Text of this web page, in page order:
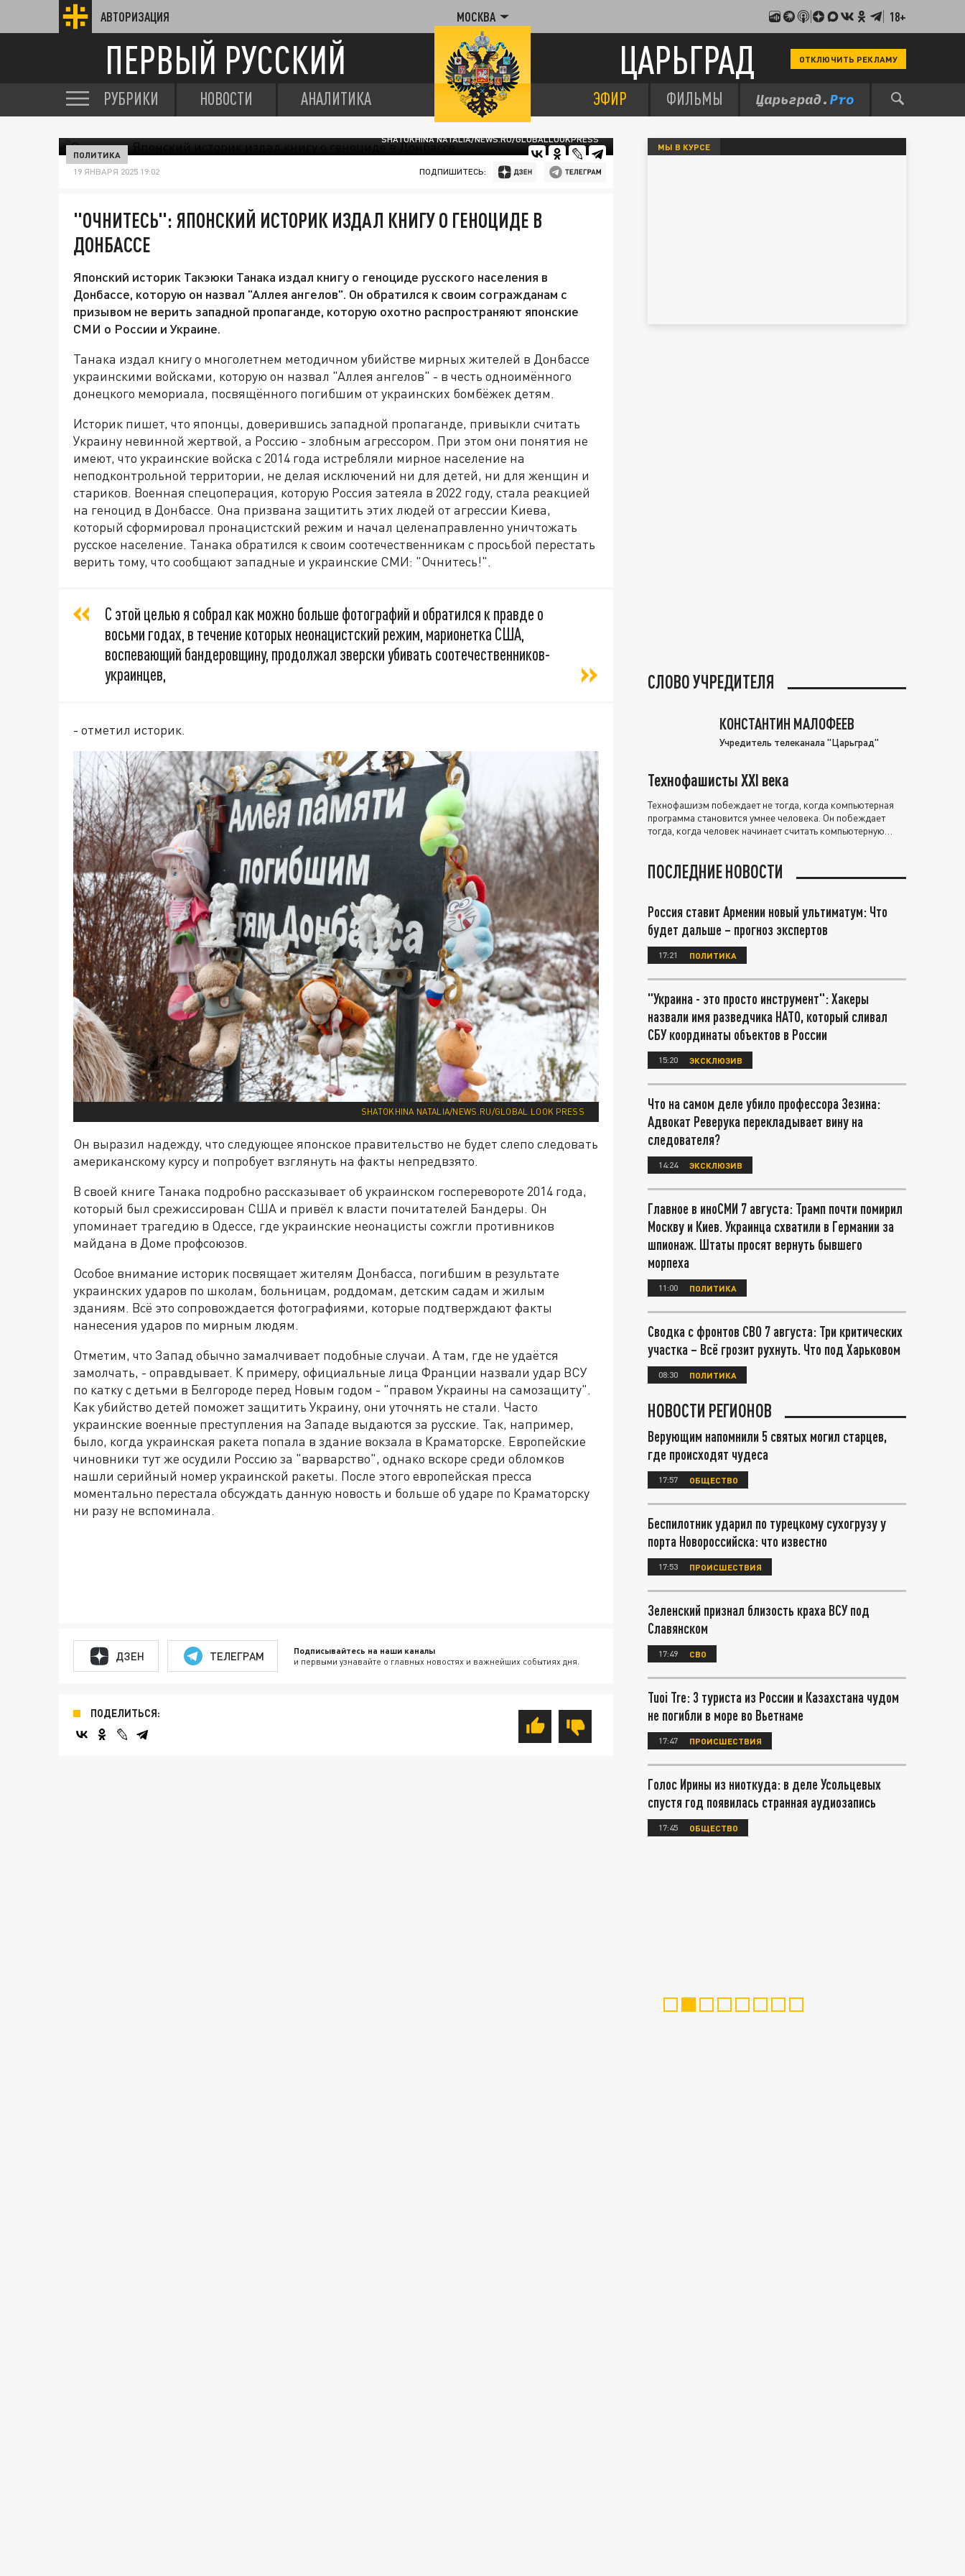
АВТОРИЗАЦИЯ МОСКВА 18+
ПЕРВЫЙ РУССКИЙ ЦАРЬГРАД ОТКЛЮЧИТЬ РЕКЛАМУ
РУБРИКИ НОВОСТИ АНАЛИТИКА ЭФИР ФИЛЬМЫ
SHATOKHINA NATALIA/NEWS.RU/GLOBALLOOKPRESS
ПОЛИТИКА
19 ЯНВАРЯ 2025 19:02 ПОДПИШИТЕСЬ:
"ОЧНИТЕСЬ": ЯПОНСКИЙ ИСТОРИК ИЗДАЛ КНИГУ О ГЕНОЦИДЕ В
ДОНБАССЕ
Японский историк Такэюки Танака издал книгу о геноциде русского населения в
Донбассе, которую он назвал "Аллея ангелов". Он обратился к своим согражданам с
призывом не верить западной пропаганде, которую охотно распространяют японские
СМИ о России и Украине.
Танака издал книгу о многолетнем методичном убийстве мирных жителей в Донбассе
украинскими войсками, которую он назвал "Аллея ангелов" - в честь одноимённого
донецкого мемориала, посвящённого погибшим от украинских бомбёжек детям.
Историк пишет, что японцы, доверившись западной пропаганде, привыкли считать
Украину невинной жертвой, а Россию - злобным агрессором. При этом они понятия не
имеют, что украинские войска с 2014 года истребляли мирное население на
неподконтрольной территории, не делая исключений ни для детей, ни для женщин и
стариков. Военная спецоперация, которую Россия затеяла в 2022 году, стала реакцией
на геноцид в Донбассе. Она призвана защитить этих людей от агрессии Киева,
который сформировал пронацистский режим и начал целенаправленно уничтожать
русское население. Танака обратился к своим соотечественникам с просьбой перестать
верить тому, что сообщают западные и украинские СМИ: "Очнитесь!".
С этой целью я собрал как можно больше фотографий и обратился к правде о
восьми годах, в течение которых неонацистский режим, марионетка США,
воспевающий бандеровщину, продолжал зверски убивать соотечественников-
украинцев,
- отметил историк.
SHATOKHINA NATALIA/NEWS.RU/GLOBAL LOOK PRESS
Он выразил надежду, что следующее японское правительство не будет слепо следовать
американскому курсу и попробует взглянуть на факты непредвзято.
В своей книге Танака подробно рассказывает об украинском госперевороте 2014 года,
который был срежиссирован США и привёл к власти почитателей Бандеры. Он
упоминает трагедию в Одессе, где украинские неонацисты сожгли противников
майдана в Доме профсоюзов.
Особое внимание историк посвящает жителям Донбасса, погибшим в результате
украинских ударов по школам, больницам, роддомам, детским садам и жилым
зданиям. Всё это сопровождается фотографиями, которые подтверждают факты
нанесения ударов по мирным людям.
Отметим, что Запад обычно замалчивает подобные случаи. А там, где не удаётся
замолчать, - оправдывает. К примеру, официальные лица Франции назвали удар ВСУ
по катку с детьми в Белгороде перед Новым годом - "правом Украины на самозащиту".
Как убийство детей поможет защитить Украину, они уточнять не стали. Часто
украинские военные преступления на Западе выдаются за русские. Так, например,
было, когда украинская ракета попала в здание вокзала в Краматорске. Европейские
чиновники тут же осудили Россию за "варварство", однако вскоре среди обломков
нашли серийный номер украинской ракеты. После этого европейская пресса
моментально перестала обсуждать данную новость и больше об ударе по Краматорску
ни разу не вспоминала.
ДЗЕН ТЕЛЕГРАМ Подписывайтесь на наши каналы
и первыми узнавайте о главных новостях и важнейших событиях дня.
ПОДЕЛИТЬСЯ:
МЫ В КУРСЕ
СЛОВО УЧРЕДИТЕЛЯ
КОНСТАНТИН МАЛОФЕЕВ
Учредитель телеканала "Царьград"
Технофашисты XXI века
Технофашизм побеждает не тогда, когда компьютерная
программа становится умнее человека. Он побеждает
тогда, когда человек начинает считать компьютерную
ПОСЛЕДНИЕ НОВОСТИ
Россия ставит Армении новый ультиматум: Что
будет дальше – прогноз экспертов
17:21 ПОЛИТИКА
"Украина - это просто инструмент": Хакеры
назвали имя разведчика НАТО, который сливал
СБУ координаты объектов в России
15:20 ЭКСКЛЮЗИВ
Что на самом деле убило профессора Зезина:
Адвокат Реверука перекладывает вину на
следователя?
14:24 ЭКСКЛЮЗИВ
Главное в иноСМИ 7 августа: Трамп почти помирил
Москву и Киев. Украинца схватили в Германии за
шпионаж. Штаты просят вернуть бывшего
морпеха
11:00 ПОЛИТИКА
Сводка с фронтов СВО 7 августа: Три критических
участка – Всё грозит рухнуть. Что под Харьковом
08:30 ПОЛИТИКА
НОВОСТИ РЕГИОНОВ
Верующим напомнили 5 святых могил старцев,
где происходят чудеса
17:57 ОБЩЕСТВО
Беспилотник ударил по турецкому сухогрузу у
порта Новороссийска: что известно
17:53 ПРОИСШЕСТВИЯ
Зеленский признал близость краха ВСУ под
Славянском
17:49 СВО
Tuoi Tre: 3 туриста из России и Казахстана чудом
не погибли в море во Вьетнаме
17:47 ПРОИСШЕСТВИЯ
Голос Ирины из ниоткуда: в деле Усольцевых
спустя год появилась странная аудиозапись
17:45 ОБЩЕСТВО